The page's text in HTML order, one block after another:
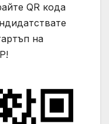
QR кода
на